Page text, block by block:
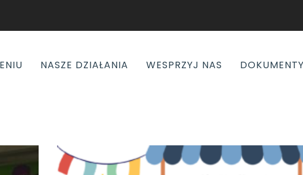
NASZE DZIAŁANIA WESPRZYJ NAS DOKUMENTY